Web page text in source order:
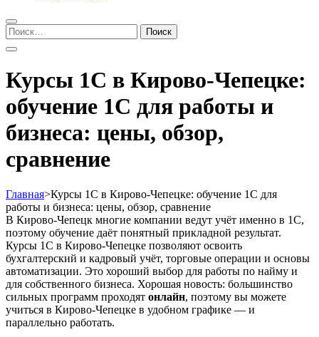
Найти:
Курсы 1С в Кирово-Чепецке:
обучение 1С для работы и
бизнеса: цены, обзор,
сравнение
Главная>Курсы 1С в Кирово-Чепецке: обучение 1С для
работы и бизнеса: цены, обзор, сравнение
В Кирово-Чепецк многие компании ведут учёт именно в 1С,
поэтому обучение даёт понятный прикладной результат.
Курсы 1С в Кирово-Чепецке позволяют освоить
бухгалтерский и кадровый учёт, торговые операции и основы
автоматизации. Это хороший выбор для работы по найму и
для собственного бизнеса. Хорошая новость: большинство
сильных программ проходят онлайн, поэтому вы можете
учиться в Кирово-Чепецке в удобном графике — и
параллельно работать.